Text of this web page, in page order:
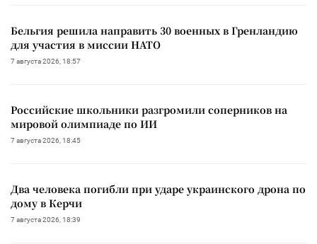
Бельгия решила направить 30 военных в Гренландию
для участия в миссии НАТО
7 августа 2026, 18:57
Российские школьники разгромили соперников на
мировой олимпиаде по ИИ
7 августа 2026, 18:45
Два человека погибли при ударе украинского дрона по
дому в Керчи
7 августа 2026, 18:39